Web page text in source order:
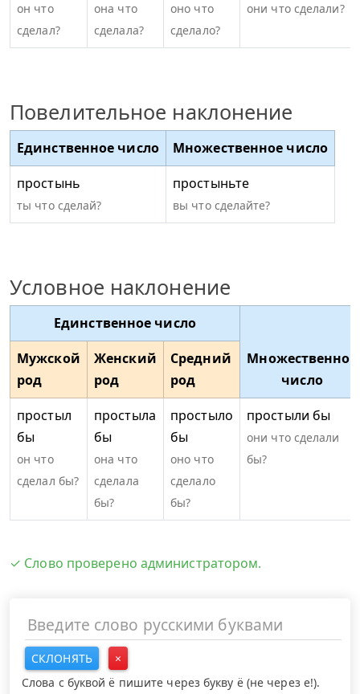
он что
сделал?
она что
сделала?
оно что
сделало?
они что сделали?
Повелительное наклонение
Единственное число
Множественное число
простынь
ты что сделай?
простыньте
вы что сделайте?
Условное наклонение
Единственное число
Множественное
число
Мужской
род
Женский
род
Средний
род
простыл
бы
он что
сделал бы?
простыла
бы
она что
сделала
бы?
простыло
бы
оно что
сделало
бы?
простыли бы
они что сделали
бы?
✓ Слово проверено администратором.
СКЛОНЯТЬ
×
Слова с буквой ё пишите через букву ё (не через е!).